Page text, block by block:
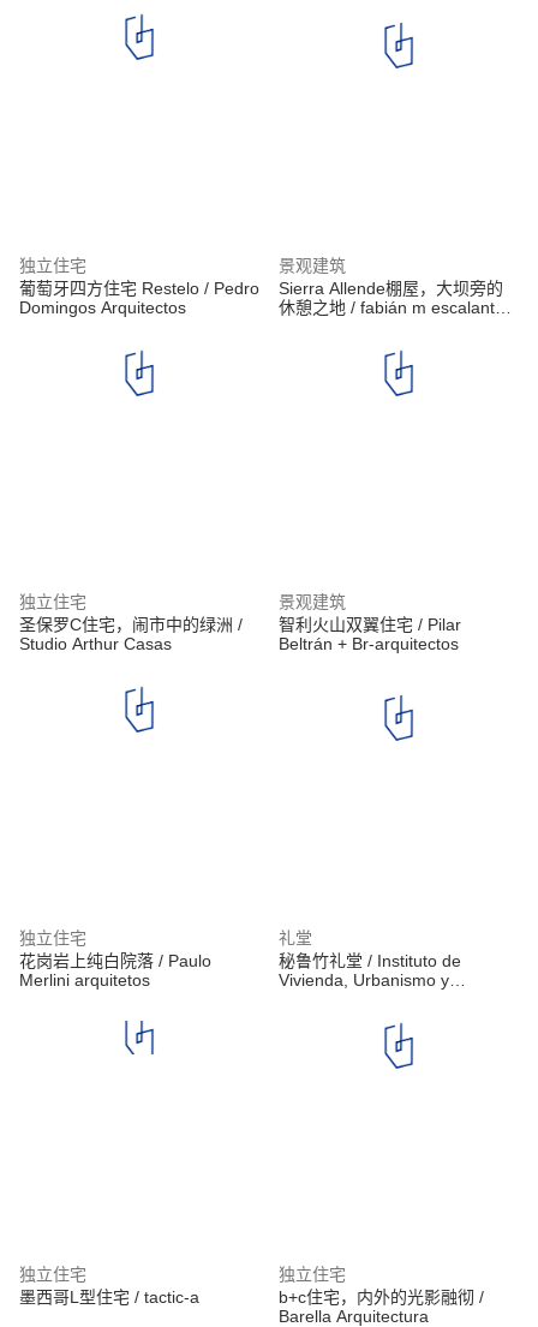
独立住宅
葡萄牙四方住宅 Restelo / Pedro
Domingos Arquitectos
景观建筑
Sierra Allende棚屋，大坝旁的
休憩之地 / fabián m escalante h
独立住宅
圣保罗C住宅，闹市中的绿洲 /
Studio Arthur Casas
景观建筑
智利火山双翼住宅 / Pilar
Beltrán + Br-arquitectos
独立住宅
花岗岩上纯白院落 / Paulo
Merlini arquitetos
礼堂
秘鲁竹礼堂 / Instituto de
Vivienda, Urbanismo y
独立住宅
墨西哥L型住宅 / tactic-a
独立住宅
b+c住宅，内外的光影融彻 /
Barella Arquitectura